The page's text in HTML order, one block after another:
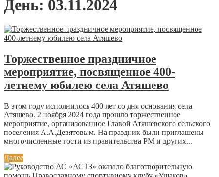
День: 03.11.2024
Торжественное праздничное
мероприятие, посвященное 400-
летнему юбилею села Атяшево
В этом году исполнилось 400 лет со дня основания села
Атяшево. 2 ноября 2024 года прошло торжественное
мероприятие, организованное Главой Атяшевского сельского
поселения А.А.Девятовым. На праздник были приглашены
многочисленные гости из правительства РМ и других...
Далее